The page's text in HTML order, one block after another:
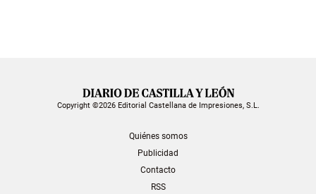
Copyright ©2026 Editorial Castellana de Impresiones, S.L.
Quiénes somos
Publicidad
Contacto
RSS